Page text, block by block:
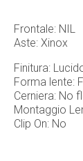
Frontale: NIL
Aste: Xinox
Finitura:
Forma lente:
Cerniera: No
Montaggio
Clip On: No